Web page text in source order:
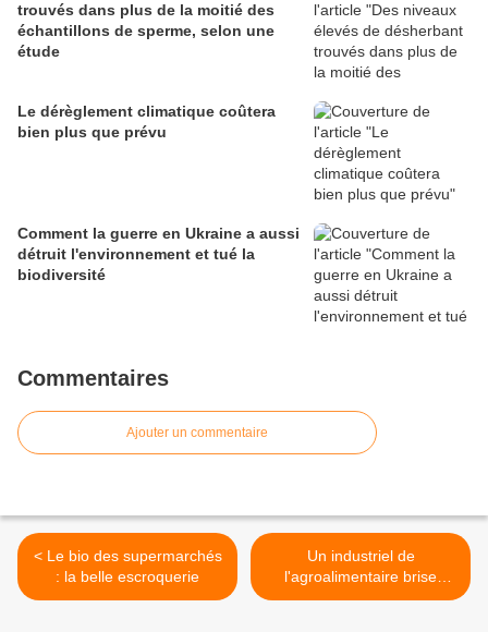
trouvés dans plus de la moitié des
échantillons de sperme, selon une
étude
Le dérèglement climatique coûtera
bien plus que prévu
Comment la guerre en Ukraine a aussi
détruit l'environnement et tué la
biodiversité
Commentaires
Ajouter un commentaire
< Le bio des supermarchés
: la belle escroquerie
Un industriel de
l'agroalimentaire brise
l'omerta de la malbouffe >